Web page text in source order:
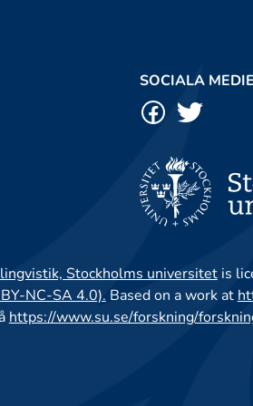
SOCIALA
Stockholms universitetis
NC-SA 4.0). Based on a work at
https://www.su.se/forskning/